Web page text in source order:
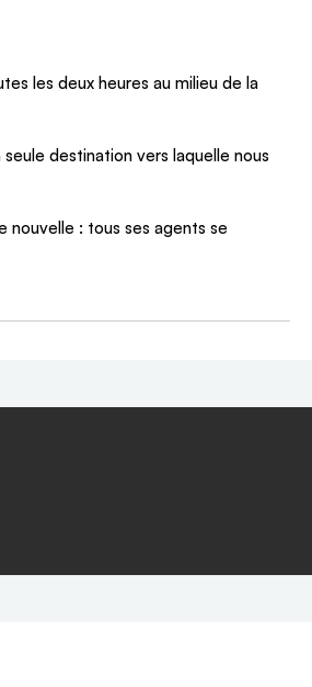
les deux heures au milieu de la
destination vers laquelle nous
nouvelle : tous ses agents se